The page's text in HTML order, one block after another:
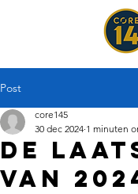
Post
de
van
core145
30 dec 2024 1 minuten